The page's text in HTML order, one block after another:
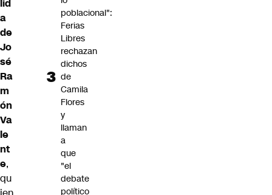
lid
a
de
Jo
sé
Ra
m
ón
Va
le
nt
e,
qu
poblacional":
Ferias
Libres
rechazan
dichos
de
Camila
Flores
y
llaman
a
que
"el
debate
político